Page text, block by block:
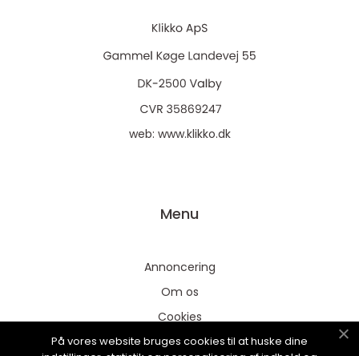
web: www.klikko.dk
Menu
Annoncering
Om os
Cookies
Kontakt os
På vores website bruges cookies til at huske dine